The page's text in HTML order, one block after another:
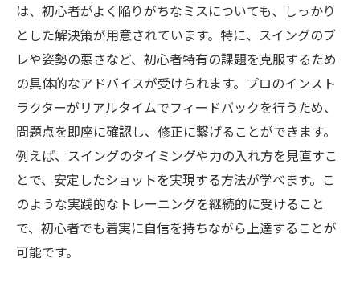
は、初心者がよく陥りがちなミスについても、しっかり
とした解決策が用意されています。特に、スイングのブ
レや姿勢の悪さなど、初心者特有の課題を克服するため
の具体的なアドバイスが受けられます。プロのインスト
ラクターがリアルタイムでフィードバックを行うため、
問題点を即座に確認し、修正に繋げることができます。
例えば、スイングのタイミングや力の入れ方を見直すこ
とで、安定したショットを実現する方法が学べます。こ
のような実践的なトレーニングを継続的に受けること
で、初心者でも着実に自信を持ちながら上達することが
可能です。